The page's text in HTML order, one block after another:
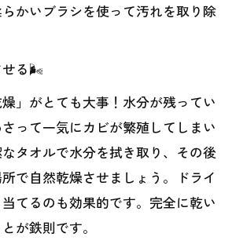
かいブラシを使って汚れを取り除
せる🌬
」がとても大事！水分が残ってい
って一気にカビが繁殖してしまい
タオルで水分を拭き取り、その後
で自然乾燥させましょう。ドライ
てるのも効果的です。完全に乾い
が鉄則です。